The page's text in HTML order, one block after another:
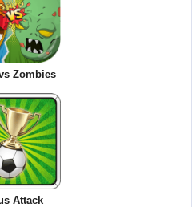
Zombies
Attack